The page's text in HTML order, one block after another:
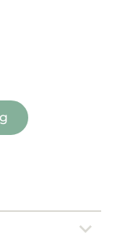
mängd